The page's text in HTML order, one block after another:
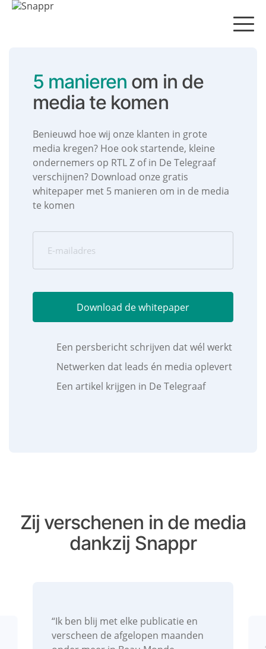
5 manieren om in de
media te komen
Benieuwd hoe wij onze klanten in grote
media kregen? Hoe ook startende, kleine
ondernemers op RTL Z of in De Telegraaf
verschijnen? Download onze gratis
whitepaper met 5 manieren om in de media
te komen
m
l
t
C
P
Download de whitepaper
Een persbericht schrijven dat wél werkt
Netwerken dat leads én media oplevert
Een artikel krijgen in De Telegraaf
Zij verschenen in de media
dankzij Snappr
“Ik ben blij met elke publicatie en
verscheen de afgelopen maanden